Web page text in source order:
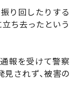
り回したりする
ち去ったという
報を受けて警察
見されず、被害の